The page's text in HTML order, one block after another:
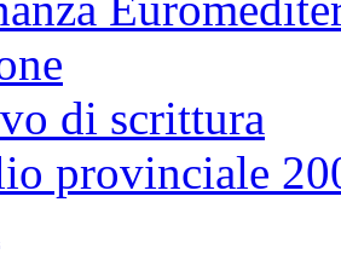
di scrittura
provinciale